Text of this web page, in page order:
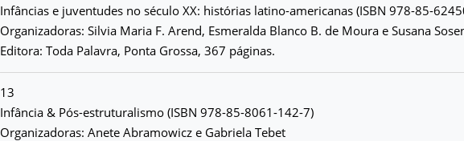
Infâncias e juventudes no século XX: histórias latino-americanas (ISBN 978-85-
Organizadoras: Silvia Maria F. Arend, Esmeralda Blanco B. de Moura e Susana
Editora: Toda Palavra, Ponta Grossa, 367 páginas.
13
Infância & Pós-estruturalismo (ISBN 978-85-8061-142-7)
Organizadoras: Anete Abramowicz e Gabriela Tebet